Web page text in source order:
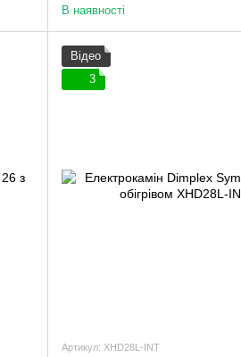
В наявності
Відео
3
Артикул: XHD28L-INT